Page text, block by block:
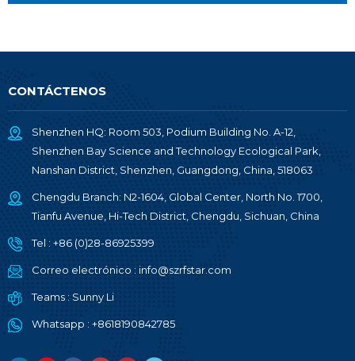
CONTÁCTENOS
Shenzhen HQ: Room 503, Podium Building No. A-12,
Shenzhen Bay Science and Technology Ecological Park,
Nanshan District, Shenzhen, Guangdong, China, 518063
Chengdu Branch: N2-1604, Global Center, North No. 1700,
Tianfu Avenue, Hi-Tech District, Chengdu, Sichuan, China
Tel : +86 (0)28-86925399
Correo electrónico : info@szrfstar.com
Teams : Sunny Li
Whatsapp : +8618190842785